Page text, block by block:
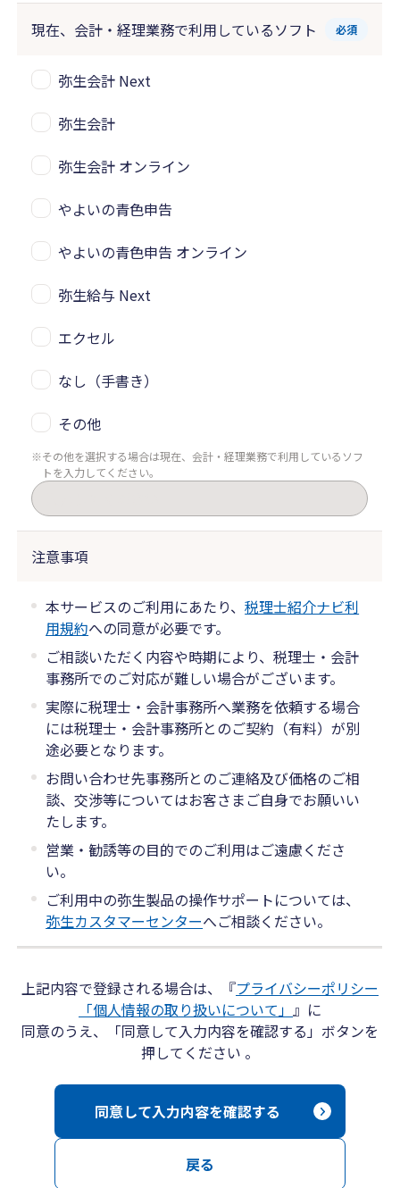
現在、会計・経理業務で利用しているソフト 必須
弥生会計 Next
弥生会計
弥生会計 オンライン
やよいの青色申告
やよいの青色申告 オンライン
弥生給与 Next
エクセル
なし（手書き）
その他
その他を選択する場合は現在、会計・経理業務で利用しているソフ
トを入力してください。
注意事項
本サービスのご利用にあたり、税理士紹介ナビ利
用規約への同意が必要です。
ご相談いただく内容や時期により、税理士・会計
事務所でのご対応が難しい場合がございます。
実際に税理士・会計事務所へ業務を依頼する場合
には税理士・会計事務所とのご契約（有料）が別
途必要となります。
お問い合わせ先事務所とのご連絡及び価格のご相
談、交渉等についてはお客さまご自身でお願いい
たします。
営業・勧誘等の目的でのご利用はご遠慮くださ
い。
ご利用中の弥生製品の操作サポートについては、
弥生カスタマーセンターへご相談ください。
上記内容で登録される場合は、『プライバシーポリシー
「個人情報の取り扱いについて」 』に
同意のうえ、「同意して入力内容を確認する」ボタンを
押してください 。
戻る
同意して入力内容を確認する